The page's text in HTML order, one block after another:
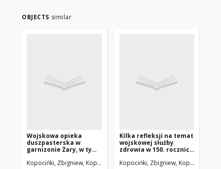
OBJECTS similar
Wojskowa opieka
duszpasterska w
garnizonie Żary, w tym
Szpitalu Wojskowym z
Kopocińki, Zbigniew, Kopociński, Krzysztof; Jeśman, Czesław
Kilka refleksji na temat
wojskowej służby
zdrowia w 150. rocznicę
profesora Karola
Kopocińki, Zbigniew, Kopociński,